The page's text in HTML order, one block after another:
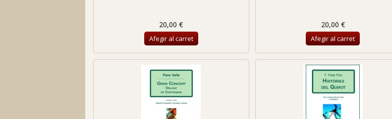
20,00 €
Afegir al carret
20,00 €
Afegir al carret